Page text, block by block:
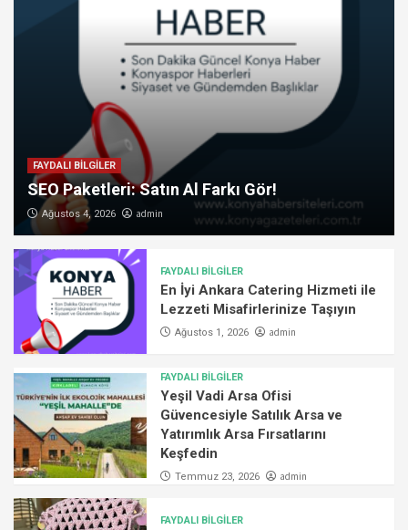
FAYDALI BİLGİLER
SEO Paketleri: Satın Al Farkı Gör!
Ağustos 4, 2026 admin
FAYDALI BİLGİLER
En İyi Ankara Catering Hizmeti ile
Lezzeti Misafirlerinize Taşıyın
Ağustos 1, 2026 admin
FAYDALI BİLGİLER
Yeşil Vadi Arsa Ofisi
Güvencesiyle Satılık Arsa ve
Yatırımlık Arsa Fırsatlarını
Keşfedin
Temmuz 23, 2026 admin
FAYDALI BİLGİLER